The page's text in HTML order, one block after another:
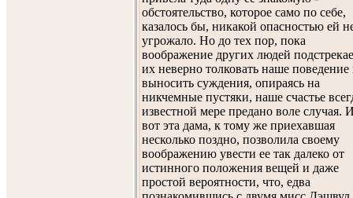
обстоятельство, которое само по себе,
казалось бы, никакой опасностью ей
угрожало. Но до тех пор, пока
воображение других людей
их неверно толковать наше поведение
выносить суждения, опираясь на
никчемные пустяки, наше счастье
известной мере предано воле случая.
вот эта дама, к тому же приехавшая
несколько поздно, позволила своему
воображению увести ее так далеко от
истинного положения вещей и даже
простой вероятности, что, едва